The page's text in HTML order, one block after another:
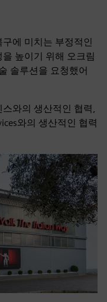
에 미치는 부정적인
높이기 위해 오크림
솔루션을 요청했어
와의 생산적인 협력,
와의 생산적인 협력